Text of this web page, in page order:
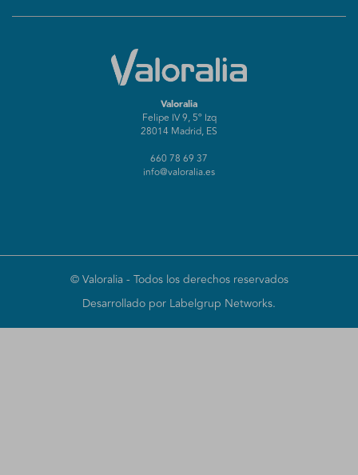
Valoralia
Felipe IV 9, 5º Izq
28014 Madrid, ES
660 78 69 37
info@valoralia.es
©Valoralia- Todos los derechos reservados
Desarrollado por Labelgrup Networks.